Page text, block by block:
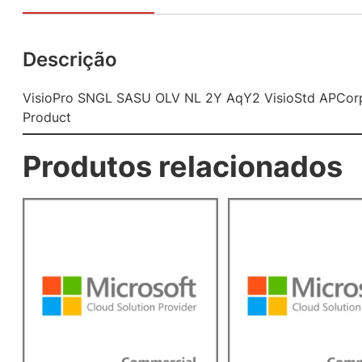
Descrição
VisioPro SNGL SASU OLV NL 2Y AqY2 VisioStd
Product
Produtos relacionados